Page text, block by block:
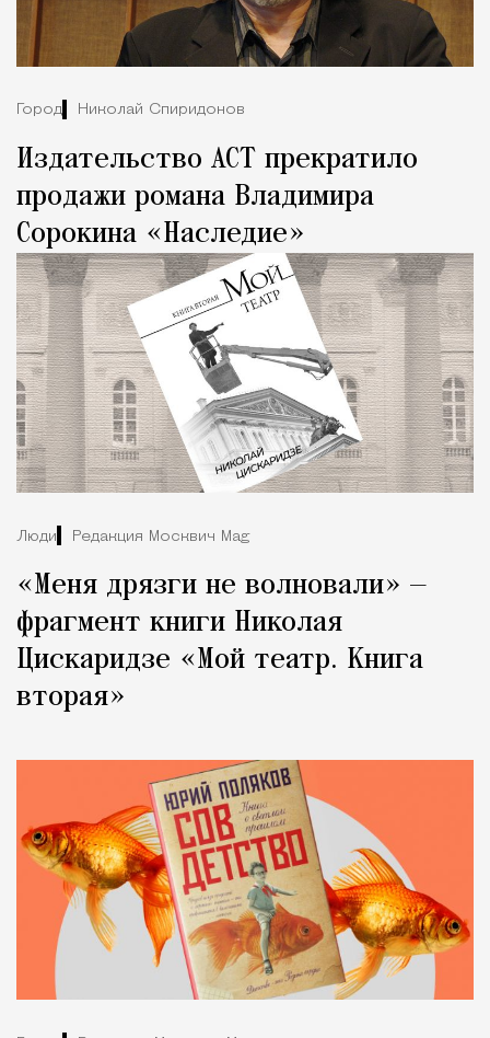
Город Николай Спиридонов
Издательство АСТ прекратило
продажи романа Владимира
Сорокина «Наследие»
Люди Редакция Москвич Mag
«Меня дрязги не волновали» —
фрагмент книги Николая
Цискаридзе «Мой театр. Книга
вторая»